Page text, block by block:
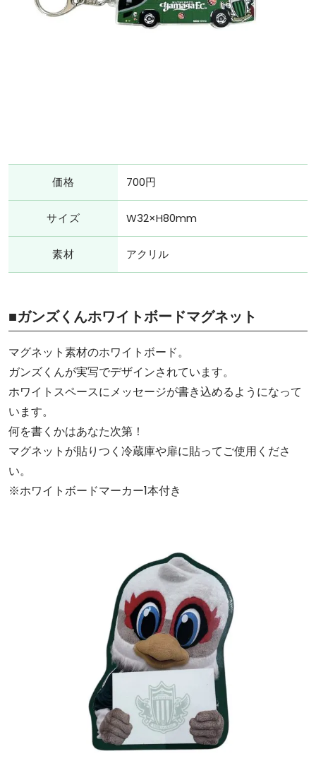
価格 700円
サイズ W32×H80mm
素材 アクリル
■ガンズくんホワイトボードマグネット
マグネット素材のホワイトボード。
ガンズくんが実写でデザインされています。
ホワイトスペースにメッセージが書き込めるようになって
います。
何を書くかはあなた次第！
マグネットが貼りつく冷蔵庫や扉に貼ってご使用くださ
い。
※ホワイトボードマーカー1本付き